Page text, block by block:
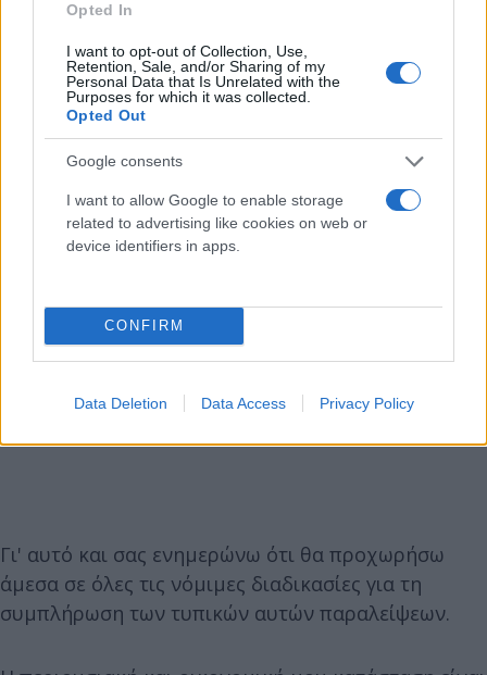
Opted In
I want to opt-out of Collection, Use,
Retention, Sale, and/or Sharing of my
Personal Data that Is Unrelated with the
Purposes for which it was collected.
Opted Out
Google consents
I want to allow Google to enable storage
related to advertising like cookies on web or
device identifiers in apps.
CONFIRM
Data Deletion Data Access Privacy Policy
Γι' αυτό και σας ενημερώνω ότι θα προχωρήσω
άμεσα σε όλες τις νόμιμες διαδικασίες για τη
συμπλήρωση των τυπικών αυτών παραλείψεων.